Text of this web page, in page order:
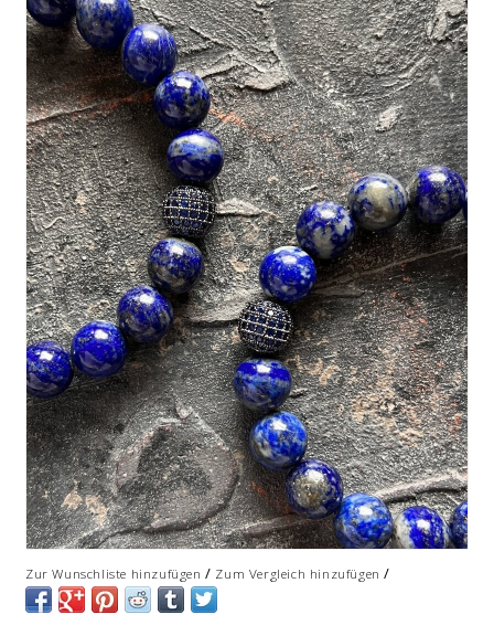
Zur Wunschliste hinzufügen / Zum Vergleich hinzufügen /